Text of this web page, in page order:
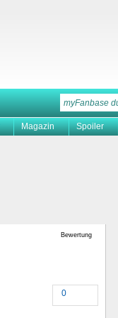
Magazin Spoiler
Bewertung
0